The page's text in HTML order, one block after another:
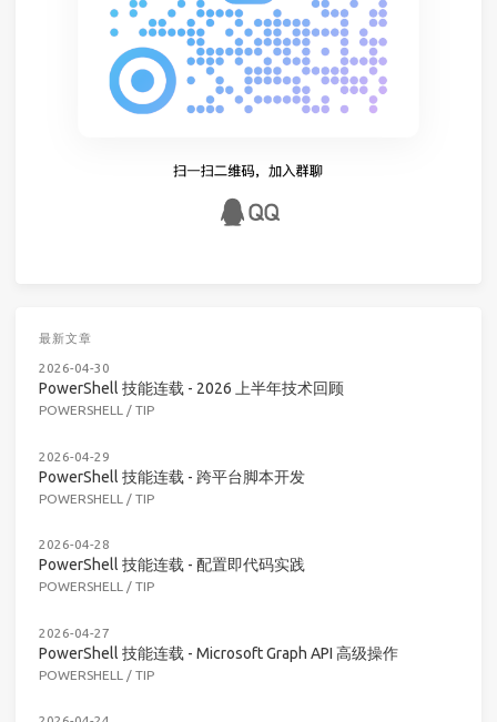
最新文章
2026-04-30
PowerShell 技能连载 - 2026 上半年技术回顾
POWERSHELL / TIP
2026-04-29
PowerShell 技能连载 - 跨平台脚本开发
POWERSHELL / TIP
2026-04-28
PowerShell 技能连载 - 配置即代码实践
POWERSHELL / TIP
2026-04-27
PowerShell 技能连载 - Microsoft Graph API 高级操作
POWERSHELL / TIP